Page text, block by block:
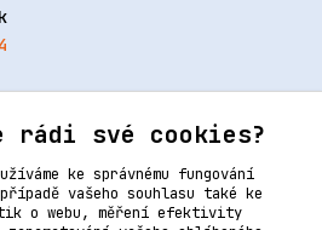
rádi své cookies?
ke správnému fungování
vašeho souhlasu také ke
o webu, měření efektivity